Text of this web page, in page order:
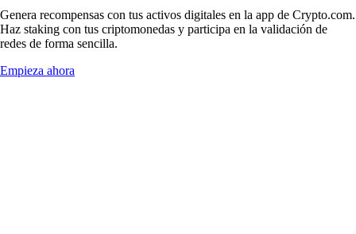
Genera recompensas con tus activos digitales en la app de Crypto.com.
Haz staking con tus criptomonedas y participa en la validación de
redes de forma sencilla.
Empieza ahora